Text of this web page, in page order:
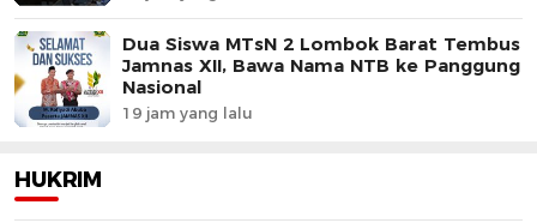
Dua Siswa MTsN 2 Lombok Barat Tembus
Jamnas XII, Bawa Nama NTB ke Panggung
Nasional
19 jam yang lalu
HUKRIM